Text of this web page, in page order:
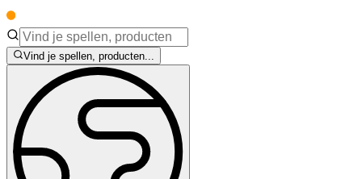
Vind je spellen, producten...